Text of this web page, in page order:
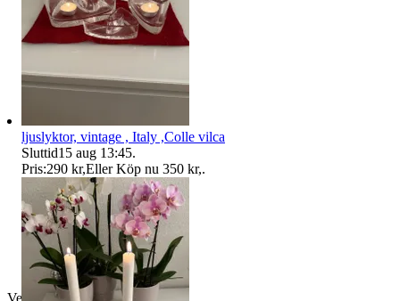
ljuslyktor, vintage , Italy ,Colle vilca
Sluttid15 aug 13:45.
Pris:290 kr,Eller Köp nu 350 kr,.